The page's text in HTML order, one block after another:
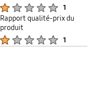
1
Rapport qualité-prix du
produit
1